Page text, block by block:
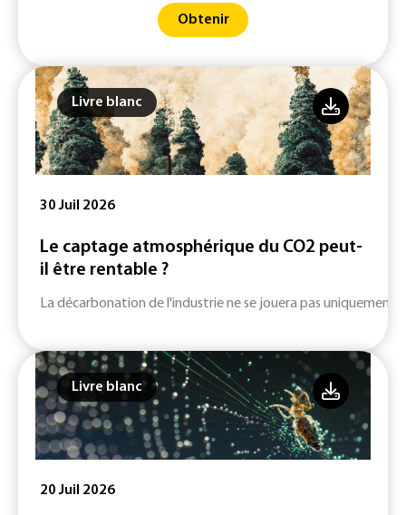
Obtenir
Livre blanc
30 Juil 2026
Le captage atmosphérique du CO2 peut-
il être rentable ?
La décarbonation de l'industrie ne se jouera pas uniquement
Livre blanc
20 Juil 2026